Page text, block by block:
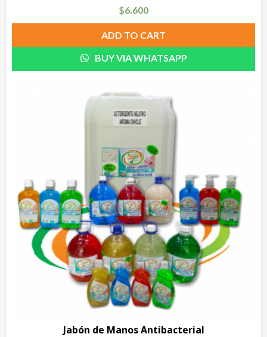
$6.600
ADD TO CART
BUY VIA WHATSAPP
Jabón de Manos Antibacterial